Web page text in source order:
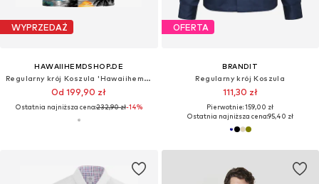
WYPRZEDAŻ
HAWAIIHEMDSHOP.DE
Regularny krój Koszula 'Hawaiihemd Night on Hawaii'
Od 199,90 zł
Ostatnia najniższa cena:232,90 zł-14%
OFERTA
BRANDIT
Regularny krój Koszula
111,30 zł
Pierwotnie: 159,00 zł
Ostatnia najniższa cena:95,40 zł